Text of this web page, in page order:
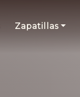
Zapatillas